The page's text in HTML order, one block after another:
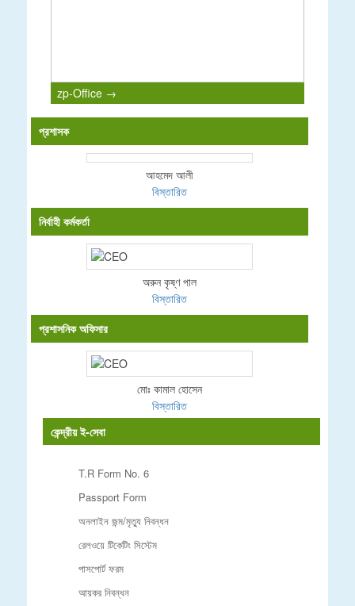
zp-Office →
প্রশাসক
আহমেদ আলী
বিস্তারিত
নির্বাহী কর্মকর্তা
অরুন কৃষ্ণ পাল
বিস্তারিত
প্রশাসনিক অফিসার
মোঃ কামাল হোসেন
বিস্তারিত
কেন্দ্রীয় ই-সেবা
T.R Form No. 6
Passport Form
অনলাইন জন্ম/মৃত্যু নিবন্ধন
রেলওয়ে টিকেটিং সিস্টেম
পাসপোর্ট ফরম
আয়কর নিবন্ধন